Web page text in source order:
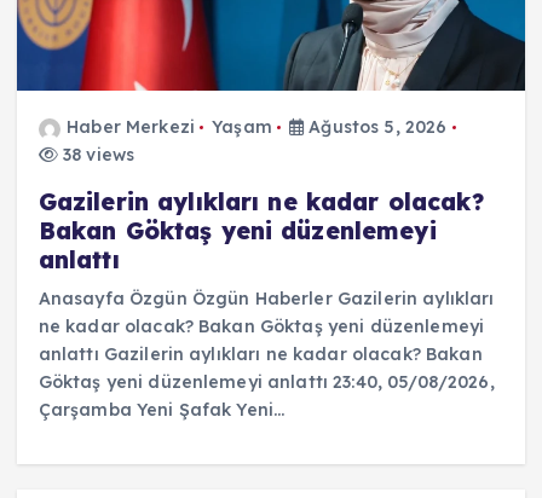
Haber Merkezi Yaşam
Ağustos 5, 2026
38 views
Gazilerin aylıkları ne kadar olacak?
Bakan Göktaş yeni düzenlemeyi
anlattı
Anasayfa Özgün Özgün Haberler Gazilerin aylıkları
ne kadar olacak? Bakan Göktaş yeni düzenlemeyi
anlattı Gazilerin aylıkları ne kadar olacak? Bakan
Göktaş yeni düzenlemeyi anlattı 23:40, 05/08/2026,
Çarşamba Yeni Şafak Yeni…